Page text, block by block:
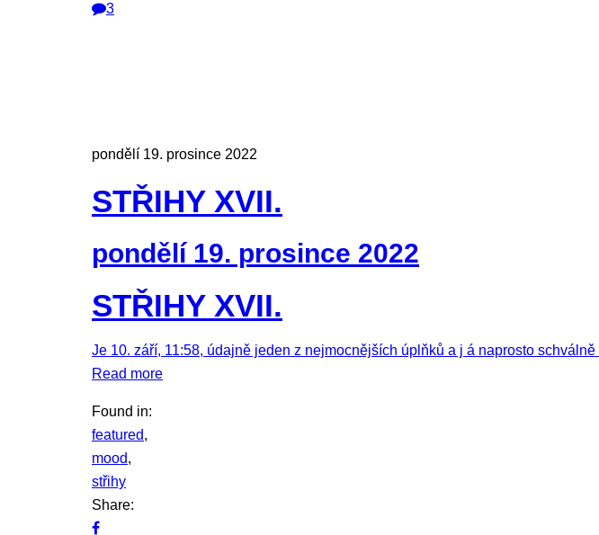
3
pondělí 19. prosince 2022
STŘIHY XVII.
pondělí 19. prosince 2022
STŘIHY XVII.
Je 10. září, 11:58, údajně jeden z nejmocnějších úplňků a j á naprosto
Read more
Found in:
featured,
mood,
střihy
Share: